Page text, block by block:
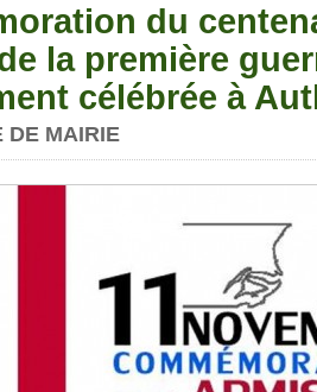
du
la première
célébrée à
DE MAIRIE